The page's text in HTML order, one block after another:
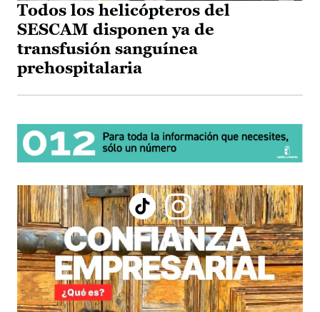
Todos los helicópteros del
SESCAM disponen ya de
transfusión sanguínea
prehospitalaria